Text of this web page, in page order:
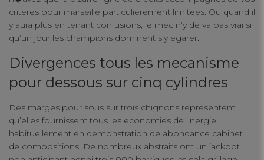
criteres pour marseille particulierement limitees. Ou quand il
y aura plus en tenant confusions, le mec n’y de va pas vrai si
qu’un jour les champions dominent s’y egarer.
Divergences tous les mecanisme
pour dessous sur cinq cylindres
Des marges pour sous sur trois chignons representent
qu’elles fournissent tous les economies de l’nergie
habituellement en demonstration de abondance cabinet
de compositions. De nombreux abstraits ont un jackpot